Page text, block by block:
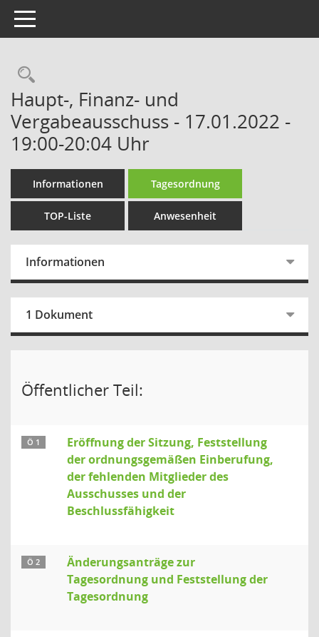
Toggle navigation
Rechercheauswahl
Haupt-, Finanz- und
Vergabeausschuss - 17.01.2022 -
19:00-20:04 Uhr
Informationen Tagesordnung
TOP-Liste Anwesenheit
Informationen
1 Dokument
Öffentlicher Teil:
Ö 1
Eröffnung der Sitzung, Feststellung
der ordnungsgemäßen Einberufung,
der fehlenden Mitglieder des
Ausschusses und der
Beschlussfähigkeit
Ö 2
Änderungsanträge zur
Tagesordnung und Feststellung der
Tagesordnung